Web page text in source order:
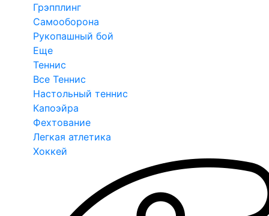
Грэпплинг
Самооборона
Рукопашный бой
Еще
Теннис
Все Теннис
Настольный теннис
Капоэйра
Фехтование
Легкая атлетика
Хоккей